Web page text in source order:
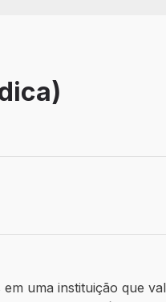
uma instituição que